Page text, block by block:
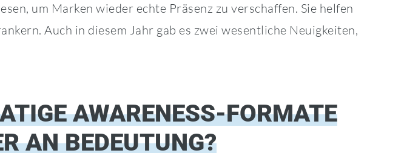
um Marken wieder echte Präsenz zu verschaffen. Sie helfen
Auch in diesem Jahr gab es zwei wesentliche Neuigkeiten,
AWARENESS-FORMATE
AN BEDEUTUNG?